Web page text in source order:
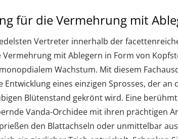
für die Vermehrung mit
Vertreter innerhalb der
Vermehrung mit Ablegern in Form von
Wachstum. Mit diesem
Entwicklung eines einzigen Sprosses, der
Blütenstand gekrönt wird. Eine
Vanda-Orchidee mit ihren prächtigen
den Blattachseln oder unmittelbar